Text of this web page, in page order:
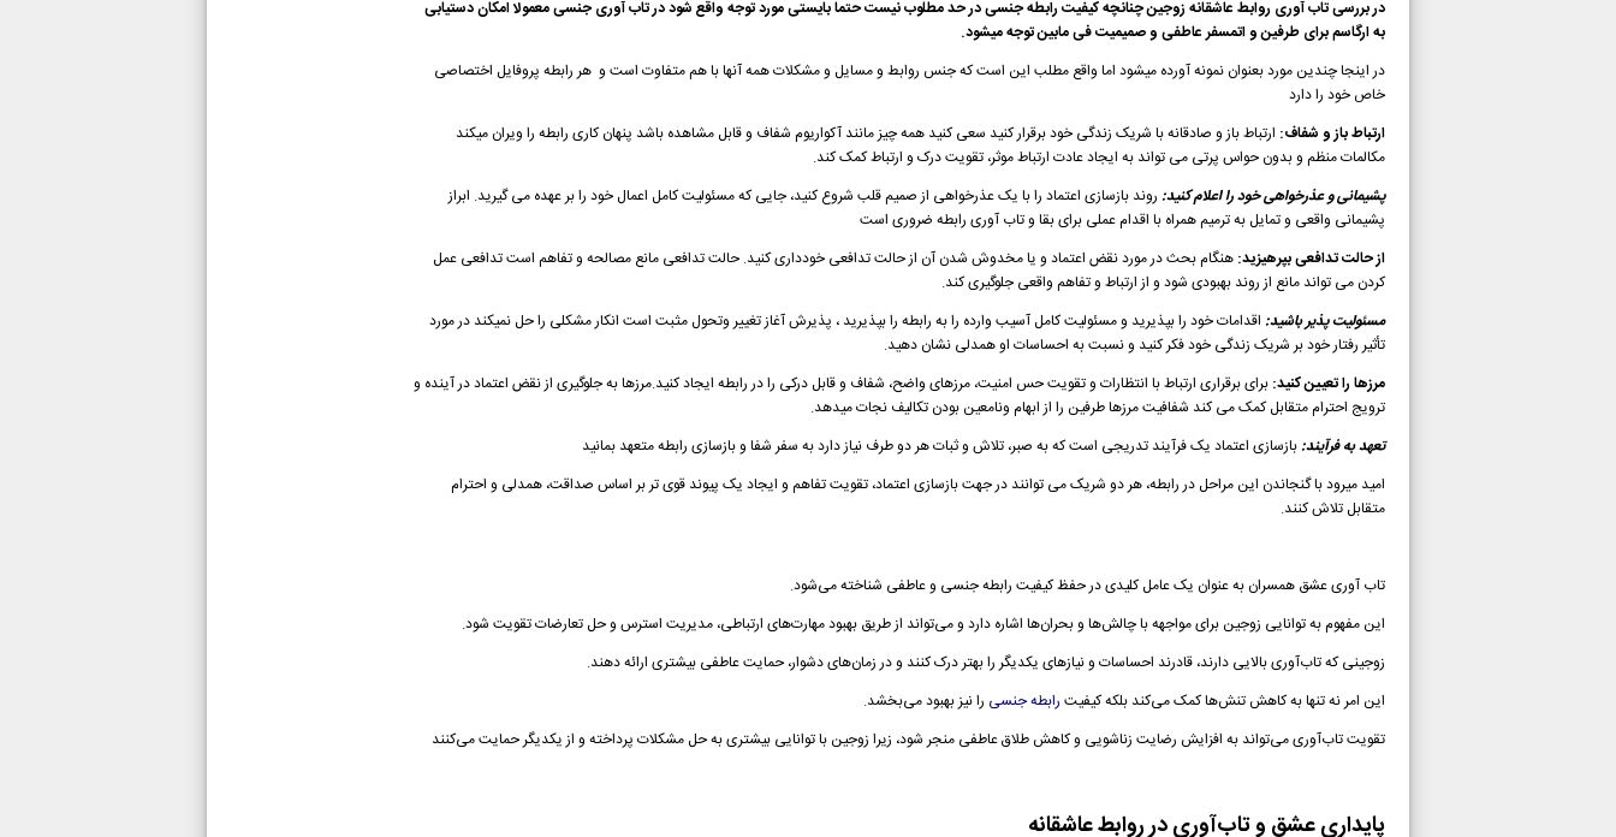
در بررسی تاب آوری روابط عاشقانه زوجین چنانچه کیفیت رابطه جنسی در حد مطلوب نیست حتما بایستی مورد توجه واقع شود در تاب آوری جنسی معمولا امکان دستیابی
به ارگاسم برای طرفین و اتمسفر عاطفی و صمیمیت فی مابین توجه میشود.
در اینجا چندین مورد بعنوان نمونه آورده میشود اما واقع مطلب این است که جنس روابط و مسایل و مشکلات همه آنها با هم متفاوت است و هر رابطه پروفایل اختصاصی
خاص خود را دارد
ارتباط باز و شفاف: ارتباط باز و صادقانه با شریک زندگی خود برقرار کنید سعی کنید همه چیز مانند آکواریوم شفاف و قابل مشاهده باشد پنهان کاری رابطه را ویران میکند
مکالمات منظم و بدون حواس پرتی می تواند به ایجاد عادت ارتباط موثر، تقویت درک و ارتباط کمک کند.
پشیمانی و عذرخواهی خود را اعلام کنید: روند بازسازی اعتماد را با یک عذرخواهی از صمیم قلب شروع کنید، جایی که مسئولیت کامل اعمال خود را بر عهده می گیرید. ابراز
پشیمانی واقعی و تمایل به ترمیم همراه با اقدام عملی برای بقا و تاب آوری رابطه ضروری است
از حالت تدافعی بپرهیزید: هنگام بحث در مورد نقض اعتماد و یا مخدوش شدن آن از حالت تدافعی خودداری کنید. حالت تدافعی مانع مصالحه و تفاهم است تدافعی عمل
کردن می تواند مانع از روند بهبودی شود و از ارتباط و تفاهم واقعی جلوگیری کند.
مسئولیت پذیر باشید: اقدامات خود را بپذیرید و مسئولیت کامل آسیب وارده را به رابطه را بپذیرید ، پذیرش آغاز تغییر وتحول مثبت است انکار مشکلی را حل نمیکند در مورد
تأثیر رفتار خود بر شریک زندگی خود فکر کنید و نسبت به احساسات او همدلی نشان دهید.
مرزها را تعیین کنید: برای برقراری ارتباط با انتظارات و تقویت حس امنیت، مرزهای واضح، شفاف و قابل درکی را در رابطه ایجاد کنید.مرزها به جلوگیری از نقض اعتماد در آینده و
ترویج احترام متقابل کمک می کند شفافیت مرزها طرفین را از ابهام ونامعین بودن تکالیف نجات میدهد.
تعهد به فرآیند: بازسازی اعتماد یک فرآیند تدریجی است که به صبر، تلاش و ثبات هر دو طرف نیاز داردبه سفر شفا و بازسازی رابطه متعهد بمانید
امید میرودبا گنجاندن این مراحل در رابطه، هر دو شریک می توانند در جهت بازسازی اعتماد، تقویت تفاهم و ایجاد یک پیوند قوی تر بر اساس صداقت، همدلی و احترام
متقابل تلاش کنند.
تاب آوری عشق همسران به عنوان یک عامل کلیدی در حفظ کیفیت رابطه جنسی و عاطفی شناخته می‌شود.
این مفهوم به توانایی زوجین برای مواجهه با چالش‌ها و بحران‌ها اشاره دارد و می‌تواند از طریق بهبود مهارت‌های ارتباطی، مدیریت استرس و حل تعارضات تقویت شود.
زوجینی که تاب‌آوری بالایی دارند، قادرند احساسات و نیازهای یکدیگر را بهتر درک کنند و در زمان‌های دشوار، حمایت عاطفی بیشتری ارائه دهند.
این امر نه تنها به کاهش تنش‌ها کمک می‌کند بلکه کیفیت رابطه جنسی را نیز بهبود می‌بخشد.
تقویت تاب‌آوری می‌تواند به افزایش رضایت زناشویی و کاهش طلاق عاطفی منجر شود، زیرا زوجین با توانایی بیشتری به حل مشکلات پرداخته و از یکدیگر حمایت می‌کنند
پایداری عشق و تاب‌آوری در روابط عاشقانه